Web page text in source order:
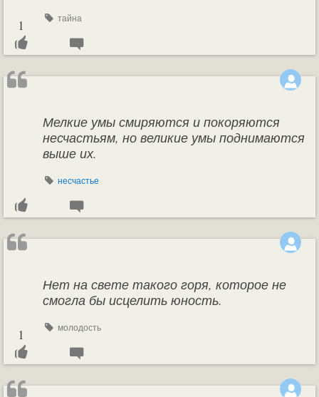
тайна
1
Мелкие умы смиряются и покоряются
несчастьям, но великие умы поднимаются
выше их.
несчастье
Нет на свете такого горя, которое не
смогла бы исцелить юность.
молодость
1